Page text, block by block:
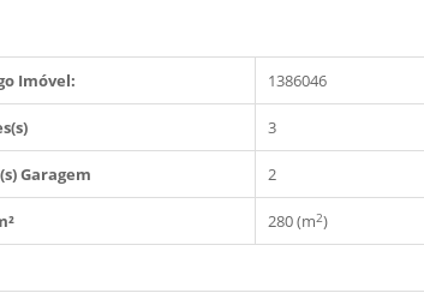
Imóvel: 1386046
3
Garagem 2
280 (m2)